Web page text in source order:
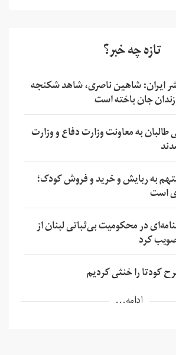
تازه چه خبر؟
ایران: شاهین ناصری، شاهد شکنجه
جان باخته است
طالبان به معاونت وزارت دفاع و وزارت
به ربایش و خرید و فروش کودک؛
است
در محکومیت بی‌ثباتی لبنان از
کرد
کودتا را خنثی کردیم
ادامه...